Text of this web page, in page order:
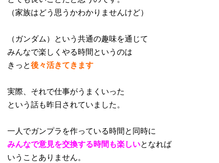
（家族はどう思うかわかりませんけど）
（ガンダム）という共通の趣味を通じて
みんなで楽しくやる時間というのは
きっと後々活きてきます
実際、それで仕事がうまくいった
という話も昨日されていました。
一人でガンプラを作っている時間と同時に
みんなで意見を交換する時間も楽しいとなれば
いうことありません。